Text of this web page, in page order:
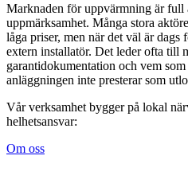
Marknaden för uppvärmning är full
uppmärksamhet. Många stora
låga priser, men när det väl är
extern installatör. Det leder ofta till
garantidokumentation och vem
anläggningen inte presterar som
Vår verksamhet bygger på lokal
helhetsansvar:
Om oss